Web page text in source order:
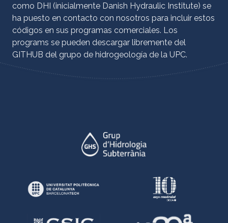
como DHI (inicialmente Danish Hydraulic Institute) se
ha puesto en contacto con nosotros para incluir estos
códigos en sus programas comerciales. Los
programs se pueden descargar libremente del
GITHUB del grupo de hidrogeología de la UPC.